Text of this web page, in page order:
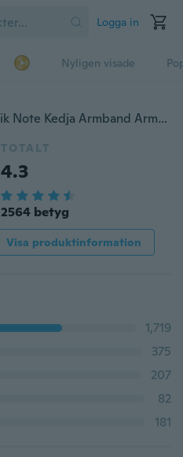
Logga in
Nyligen visade
Nya Kvinnor Charm Söt Musik Note Kedja Armband Armband
TOTALT
4.3
2564 betyg
Visa produktinformation
1,719
375
207
82
181